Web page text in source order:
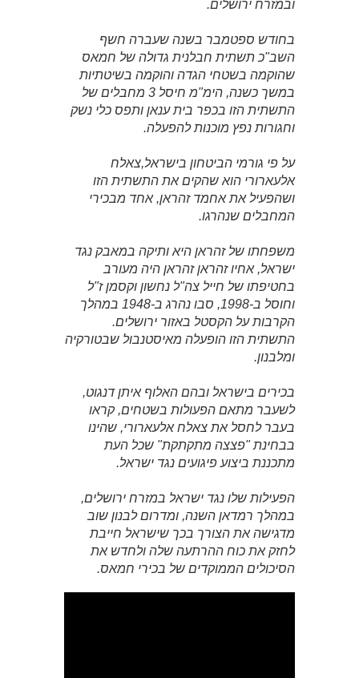
ובמזרח ירושלים.
בחודש ספטמבר בשנה שעברה חשף
השב"כ תשתית חבלנית גדולה של חמאס
שהוקמה בשטחי הגדה והוקמה בשיטתיות
במשך כשנה, הימ"מ חיסל 3 מחבלים של
התשתית הזו בכפר בית ענאן ותפס כלי נשק
וחגורות נפץ מוכנות להפעלה.
על פי גורמי הביטחון בישראל,צאלח
אלעארורי הוא שהקים את התשתית הזו
ושהפעיל את אחמד זהראן, אחד מבכירי
המחבלים שנהרגו.
משפחתו של זהראן היא ותיקה במאבק נגד
ישראל, אחיו זהראן זהראן היה מעורב
בחטיפתו של חייל צה"ל נחשון וקסמן ז"ל
וחוסל ב-1998, סבו נהרג ב-1948 במהלך
הקרבות על הקסטל באזור ירושלים.
התשתית הזו הופעלה מאיסטנבול שבטורקיה
ומלבנון.
בכירים בישראל ובהם האלוף איתן דנגוט,
לשעבר מתאם הפעולות בשטחים, קראו
בעבר לחסל את צאלח אלעארורי, שהינו
בבחינת "פצצה מתקתקת" שכל העת
מתכננת ביצוע פיגועים נגד ישראל.
הפעילות שלו נגד ישראל במזרח ירושלים,
במהלך רמדאן השנה, ומדרום לבנון שוב
מדגישה את הצורך בכך שישראל חייבת
לחזק את כוח ההרתעה שלה ולחדש את
הסיכולים הממוקדים של בכירי חמאס.